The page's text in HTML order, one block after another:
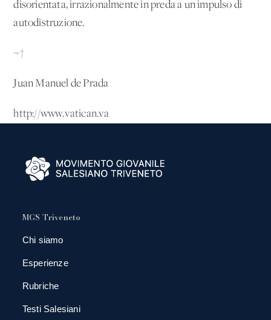
disorientata, irrazionalmente in preda a un impulso di
autodistruzione.
¬†
Juan Manuel de Prada
http://www.vatican.va
MGS Triveneto
Chi siamo
Esperienze
Rubriche
Testi Salesiani